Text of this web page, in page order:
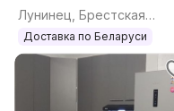
ЛЮБОЙ РАЗМЕР.
Лунинец, Брестская
область
Доставка по Беларуси